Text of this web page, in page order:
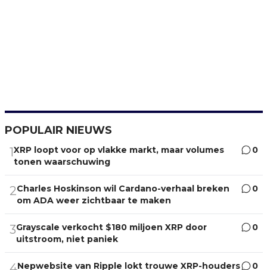
POPULAIR NIEUWS
1XRP loopt voor op vlakke markt, maar volumes
tonen waarschuwing
0
2Charles Hoskinson wil Cardano-verhaal breken
om ADA weer zichtbaar te maken
0
3Grayscale verkocht $180 miljoen XRP door
uitstroom, niet paniek
0
Nepwebsite van Ripple lokt trouwe XRP-houders
0